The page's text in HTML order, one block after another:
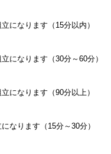
になります（15分以内）
になります（30分～60分）
になります（90分以上）
なります（15分～30分）